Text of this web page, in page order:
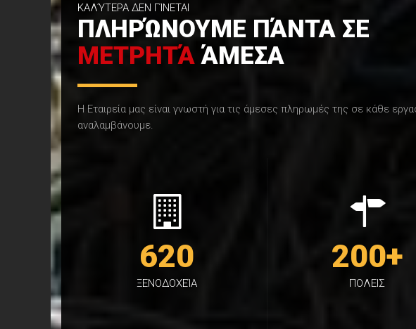
ΚΑΛΎΤΕΡΑ ΔΕΝ ΓΊΝΕΤΑΙ
ΠΛΗΡΏΝΟΥΜΕ ΠΆΝΤΑ ΣΕ
ΜΕΤΡΗΤΆΆΜΕΣΑ
Η Εταιρεία μας είναι γνωστή για τις άμεσες πληρωμές της σε κάθε
αναλαμβάνουμε.
620
ΞΕΝΟΔΟΧΕΊΑ
200+
ΠΟΛΕΙΣ